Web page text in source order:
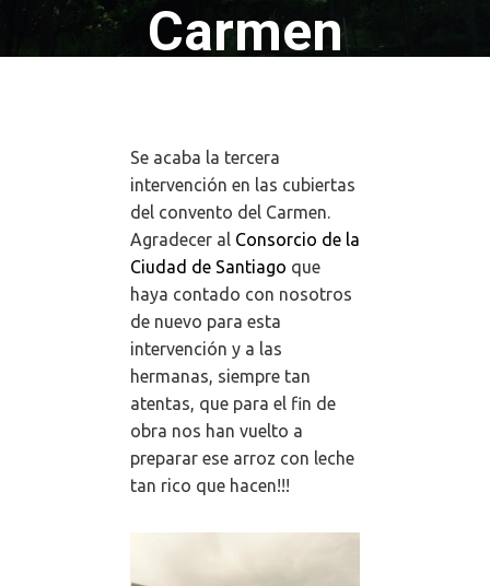
Carmen
Se acaba la tercera
intervención en las cubiertas
del convento del Carmen.
Agradecer al Consorcio de la
Ciudad de Santiago que
haya contado con nosotros
de nuevo para esta
intervención y a las
hermanas, siempre tan
atentas, que para el fin de
obra nos han vuelto a
preparar ese arroz con leche
tan rico que hacen!!!